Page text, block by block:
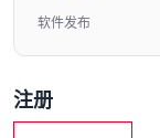
软件发布
注册